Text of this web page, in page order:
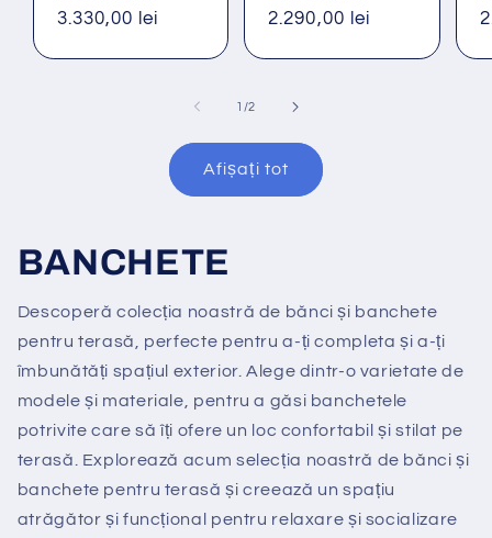
Preț
3.330,00 lei
Preț
2.290,00 lei
1 /din
2
Afișați tot
BANCHETE
Descoperă colecția noastră de bănci și banchete
pentru terasă, perfecte pentru a-ți completa și a-ți
îmbunătăți spațiul exterior. Alege dintr-o varietate de
modele și materiale, pentru a găsi banchetele
potrivite care să îți ofere un loc confortabil și stilat pe
terasă. Explorează acum selecția noastră de bănci și
banchete pentru terasă și creează un spațiu
atrăgător și funcțional pentru relaxare și socializare